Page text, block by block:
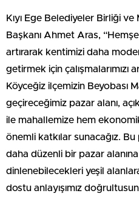
Kıyı Ege Belediyeler Birliği
Başkanı Ahmet Aras,
artırarak kentimizi daha
getirmek için çalışmalarımızı
Köyceğiz ilçemizin Beyobası
geçireceğimiz pazar alanı,
ile mahallemize hem
önemli katkılar sunacağız. Bu
daha düzenli bir pazar
dinlenebilecekleri yeşil
dostu anlayışımız